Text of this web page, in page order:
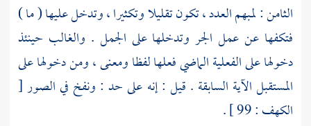
الثامن : لمبهم العدد ، تكون تقليلا وتكثيرا ، وتدخل عليها ( ما )
فتكفها عن عمل الجر وتدخلها على الجمل . والغالب حينئذ
دخولها على الفعلية الماضي فعلها لفظا ومعنى ، ومن دخولها على
المستقبل الآية السابقة . قيل : إنه على حد : ونفخ في الصور [
الكهف : 99 ] .